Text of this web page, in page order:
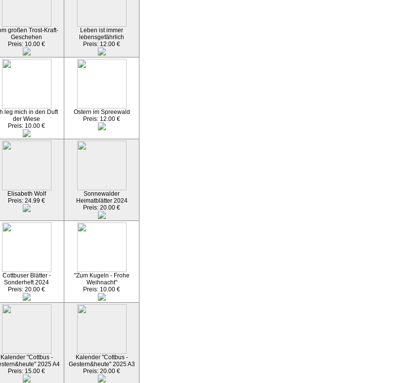
großen Trost-Kraft-
Geschehen
Preis: 10.00 €
Leben ist immer
lebensgefährlich
Preis: 12.00 €
leg mich in den Duft
der Wiese
Preis: 10.00 €
Ostern im Spreewald
Preis: 12.00 €
Elisabeth Wolf
Preis: 24.99 €
Sonnewalder
Heimatblätter 2024
Preis: 20.00 €
Cottbuser Blätter -
Sonderheft 2024
Preis: 20.00 €
"Zum Kugeln - Frohe
Weihnacht"
Preis: 10.00 €
Kalender "Cottbus -
2025 A4
Preis: 15.00 €
Kalender "Cottbus -
Gestern&heute" 2025 A3
Preis: 20.00 €